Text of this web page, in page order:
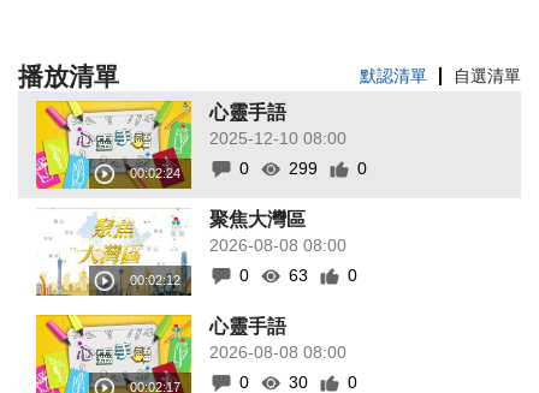
播放清單 默認清單 自選清單
心靈手語
2025-12-10 08:00
0
299 0
聚焦大灣區
2026-08-08 08:00
0
63 0
心靈手語
2026-08-08 08:00
0
30 0